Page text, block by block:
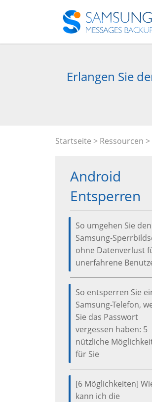
Erlangen Sie
Startseite > Ressourcen >
Android
Entsperren
So umgehen Sie den
Samsung-
ohne Datenverlust
unerfahrene
So entsperren Sie
Samsung-Telefon,
Sie das Passwort
vergessen haben: 5
nützliche
für Sie
[6 Möglichkeiten]
kann ich die